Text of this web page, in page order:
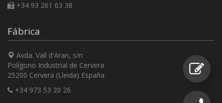
+34 93 261 63 38
Fábrica
Avda. Vall d'Aran, s/n
Polígono Industrial de Cervera
25200 Cervera (Lleida) España
+34 973 53 20 26